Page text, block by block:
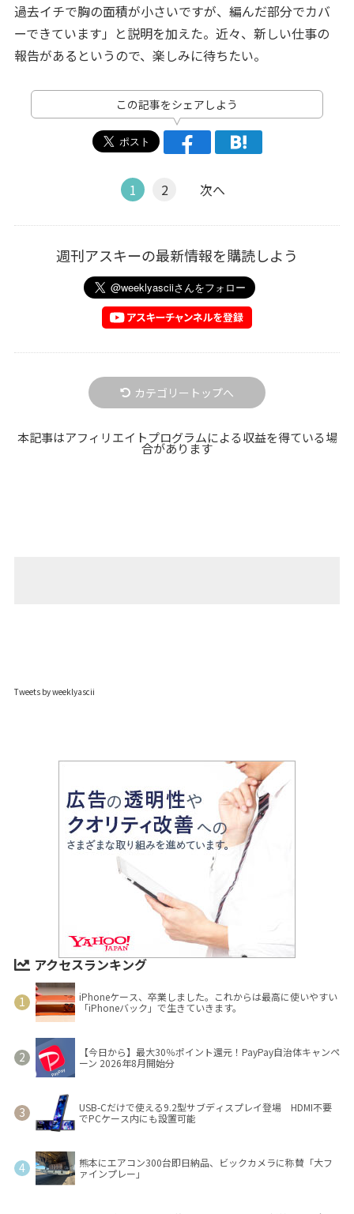
過去イチで胸の面積が小さいですが、編んだ部分でカバ
ーできています」と説明を加えた。近々、新しい仕事の
報告があるというので、楽しみに待ちたい。
この記事をシェアしよう
1 2 次へ
週刊アスキーの最新情報を購読しよう
カテゴリートップへ
本記事はアフィリエイトプログラムによる収益を得ている場
合があります
Tweets by weeklyascii
アクセスランキング
iPhoneケース、卒業しました。これからは最高に使いやすい
「iPhoneバック」で生きていきます。
【今日から】最大30％ポイント還元！PayPay自治体キャンペ
ーン 2026年8月開始分
USB-Cだけで使える9.2型サブディスプレイ登場 HDMI不要
でPCケース内にも設置可能
熊本にエアコン300台即日納品、ビックカメラに称賛「大フ
ァインプレー」